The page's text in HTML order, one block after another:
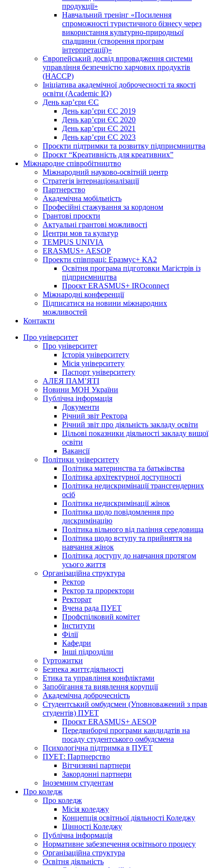
продукції»
Навчальний тренінг «Посилення
спроможності туристичного бізнесу через
використання культурно-природньої
спадщини (створення програм
інтерпретації)»
Європейський досвід впровадження системи
управління безпечністю харчових продуктів
(НАССР)
Ініціатива академічної доброчесності та якості
освіти (Academic IQ)
День кар’єри ЄС
День кар’єри ЄС 2019
День кар’єри ЄС 2020
День кар’єри ЄС 2021
День кар’єри ЄС 2023
Проєкти підтримки та розвитку підприємництва
Проєкт “Креативність для креативних”
Міжнародне співробітництво
Міжнародний науково-освітній центр
Стратегія інтернаціоналізації
Партнерство
Академічна мобільність
Професійні стажування за кордоном
Грантові проєкти
Актуальні грантові можливості
Центри мов та культур
TEMPUS UNIVIA
ERASMUS+ AESOP
Проекти співпраці: Еразмус+ КА2
Освітня програма підготовки Магістрів із
підприємництва
Проєкт ERASMUS+ IROconnect
Міжнародні конференції
Підписатися на новини міжнародних
можливостей
Контакти
Про університет
Про університет
Історія університету
Місія університету
Паспорт університету
АЛЕЯ ПАМ’ЯТІ
Новини МОН України
Публічна інформація
Документи
Річний звіт Ректора
Річний звіт про діяльність закладу освіти
Цільові показники діяльності закладу вищої
освіти
Вакансії
Політики університету
Політика материнства та батьківства
Політика архітектурної доступності
Політика недискримінації трансгендерних
осіб
Політика недискримінації жінок
Політика щодо повідомлення про
дискримінацію
Політика вільного від паління середовища
Політика щодо вступу та прийняття на
навчання жінок
Політика доступу до навчання протягом
усього життя
Організаційна структура
Ректор
Ректор та проректори
Ректорат
Вчена рада ПУЕТ
Профспілковий комітет
Інститути
Філії
Кафедри
Інші підрозділи
Гуртожитки
Безпека життєдіяльності
Етика та управління конфліктами
Запобігання та виявлення корупції
Академічна доброчесність
Студентський омбудсмен (Уповноважений з прав
студентів) ПУЕТ
Проєкт ERASMUS+ AESOP
Передвиборчі програми кандидатів на
посаду студентського омбудсмена
Психологічна підтримка в ПУЕТ
ПУЕТ: Партнерство
Вітчизняні партнери
Закордонні партнери
Іноземним студентам
Про коледж
Про коледж
Місія коледжу
Концепція освітньої діяльності Коледжу
Цінності Коледжу
Публічна інформація
Нормативне забезпечення освітнього процесу
Організаційна структура
Освітня діяльність